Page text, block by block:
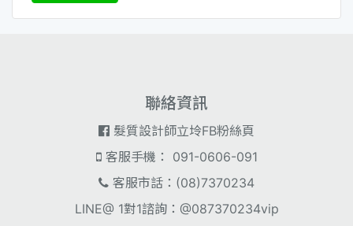
聯絡資訊
髮質設計師立坽FB粉絲頁
客服手機： 091-0606-091
客服市話：(08)7370234
LINE@ 1對1諮詢：@087370234vip